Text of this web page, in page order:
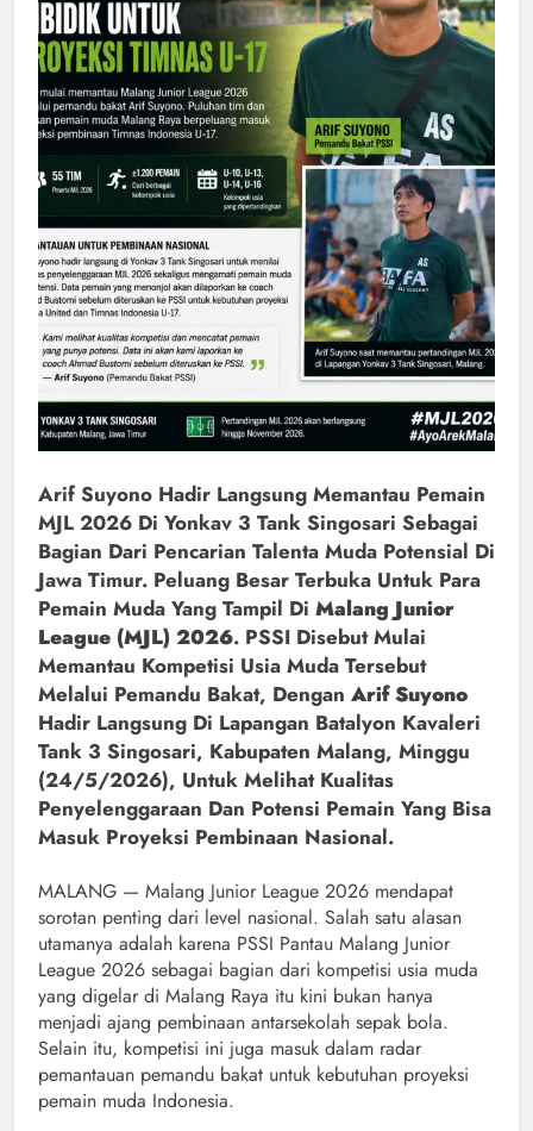
Arif Suyono Hadir Langsung Memantau Pemain
MJL 2026 Di Yonkav 3 Tank Singosari Sebagai
Bagian Dari Pencarian Talenta Muda Potensial Di
Jawa Timur. Peluang Besar Terbuka Untuk Para
Pemain Muda Yang Tampil Di Malang Junior
League (MJL) 2026. PSSI Disebut Mulai
Memantau Kompetisi Usia Muda Tersebut
Melalui Pemandu Bakat, Dengan Arif Suyono
Hadir Langsung Di Lapangan Batalyon Kavaleri
Tank 3 Singosari, Kabupaten Malang, Minggu
(24/5/2026), Untuk Melihat Kualitas
Penyelenggaraan Dan Potensi Pemain Yang Bisa
Masuk Proyeksi Pembinaan Nasional.
MALANG — Malang Junior League 2026 mendapat
sorotan penting dari level nasional. Salah satu alasan
utamanya adalah karena PSSI Pantau Malang Junior
League 2026 sebagai bagian dari kompetisi usia muda
yang digelar di Malang Raya itu kini bukan hanya
menjadi ajang pembinaan antarsekolah sepak bola.
Selain itu, kompetisi ini juga masuk dalam radar
pemantauan pemandu bakat untuk kebutuhan proyeksi
pemain muda Indonesia.